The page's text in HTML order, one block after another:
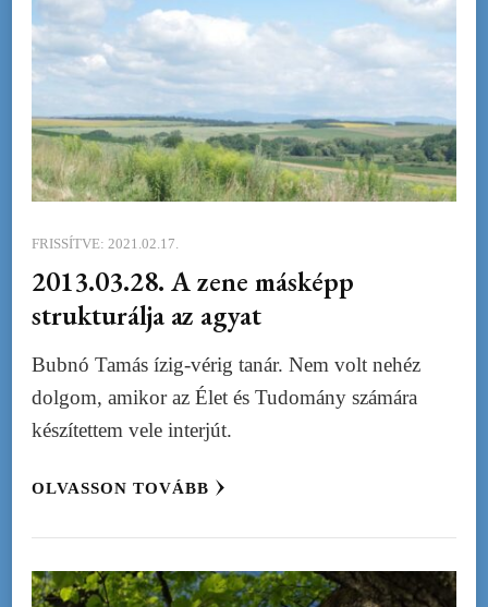
FRISSÍTVE: 2021.02.17.
2013.03.28. A zene másképp
strukturálja az agyat
Bubnó Tamás ízig-vérig tanár. Nem volt nehéz
dolgom, amikor az Élet és Tudomány számára
készítettem vele interjút.
OLVASSON TOVÁBB